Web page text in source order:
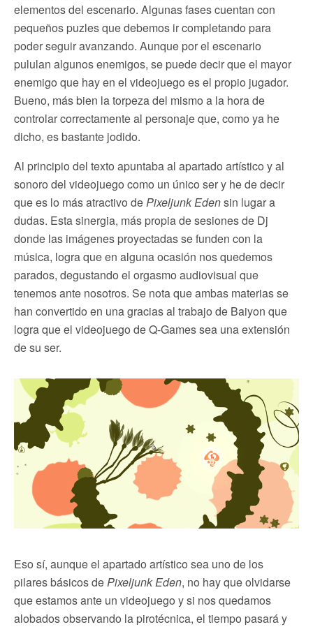
elementos del escenario. Algunas fases cuentan con
pequeños puzles que debemos ir completando para
poder seguir avanzando. Aunque por el escenario
pululan algunos enemigos, se puede decir que el mayor
enemigo que hay en el videojuego es el propio jugador.
Bueno, más bien la torpeza del mismo a la hora de
controlar correctamente al personaje que, como ya he
dicho, es bastante jodido.
Al principio del texto apuntaba al apartado artístico y al
sonoro del videojuego como un único ser y he de decir
que es lo más atractivo dePixeljunk Edensin lugar a
dudas. Esta sinergia, más propia de sesiones de Dj
donde las imágenes proyectadas se funden con la
música, logra que en alguna ocasión nos quedemos
parados, degustando el orgasmo audiovisual que
tenemos ante nosotros. Se nota que ambas materias se
han convertido en una gracias al trabajo de Baiyon que
logra que el videojuego de Q-Games sea una extensión
de su ser.
Eso sí, aunque el apartado artístico sea uno de los
pilares básicos dePixeljunk Eden, no hay que olvidarse
que estamos ante un videojuego y si nos quedamos
alobados observando la pirotécnica, el tiempo pasará y